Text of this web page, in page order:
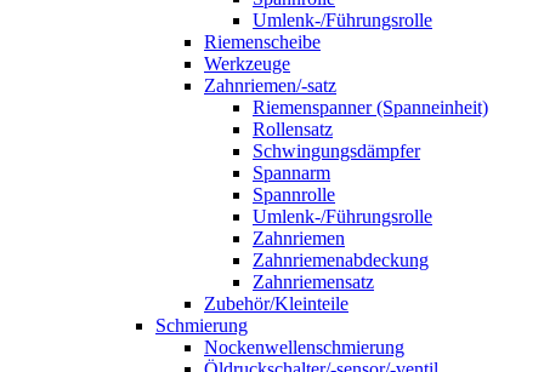
Umlenk-/Führungsrolle
Riemenscheibe
Werkzeuge
Zahnriemen/-satz
Riemenspanner (Spanneinheit)
Rollensatz
Schwingungsdämpfer
Spannarm
Spannrolle
Umlenk-/Führungsrolle
Zahnriemen
Zahnriemenabdeckung
Zahnriemensatz
Zubehör/Kleinteile
Schmierung
Nockenwellenschmierung